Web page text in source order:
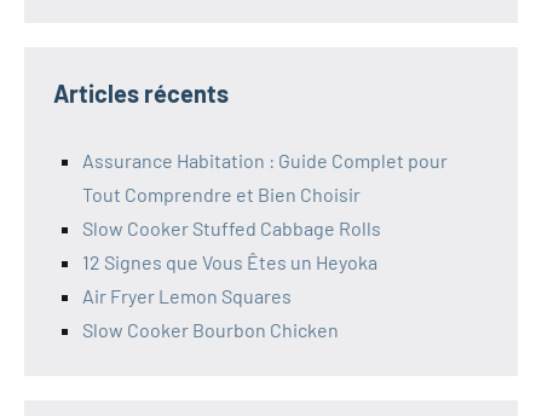
Articles récents
Assurance Habitation : Guide Complet pour
Tout Comprendre et Bien Choisir
Slow Cooker Stuffed Cabbage Rolls
12 Signes que Vous Êtes un Heyoka
Air Fryer Lemon Squares
Slow Cooker Bourbon Chicken